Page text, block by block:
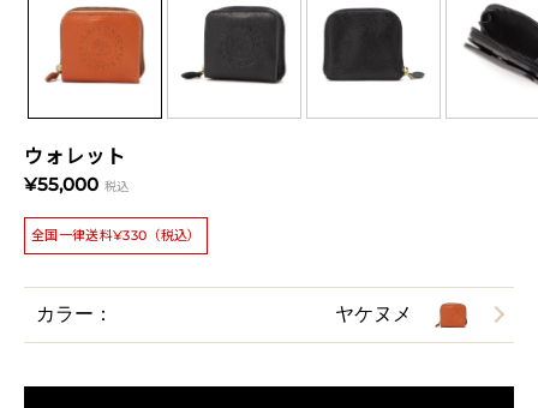
ウォレット
¥55,000 税込
全国一律送料¥330（税込）
カラー： ヤケヌメ